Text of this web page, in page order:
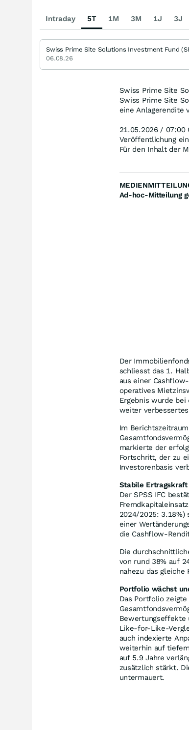
Swiss Prime Site
Swiss Prime Site
eine Anlagerendite
21.05.2026 / 07:00
Veröffentlichung
Für den Inhalt der
Ad-hoc-Mitteilung
Der
schliesst das 1.
aus einer
operatives
Ergebnis wurde
weiter
Im
markierte der
Fortschritt, der zu
Investorenbasis
Stabile
Der SPSS IFC
2024/2025: 3.18%)
einer
die Cashflow-
Die
von rund 38% auf
nahezu das gleiche
Portfolio wächst
Das Portfolio
Bewertungseffekte
Like-for-Like-
auch indexierte
weiterhin auf
auf 5.9 Jahre
zusätzlich stärkt.
untermauert.
Intraday 5T 1M 3M 1J 3J
Swiss Prime Site Solutions Investment Fund
06.08.26